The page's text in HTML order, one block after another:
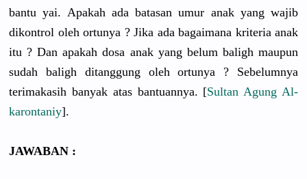
bantu yai. Apakah ada batasan umur anak yang wajib
dikontrol oleh ortunya ? Jika ada bagaimana kriteria anak
itu ? Dan apakah dosa anak yang belum baligh maupun
sudah baligh ditanggung oleh ortunya ? Sebelumnya
terimakasih banyak atas bantuannya. [Sultan Agung Al-
karontaniy].
JAWABAN :